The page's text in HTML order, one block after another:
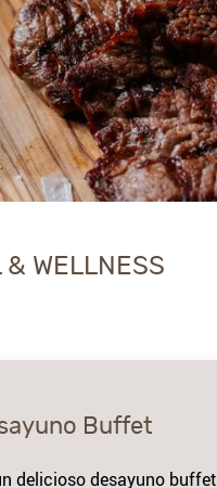
& WELLNESS
Buffet
delicioso desayuno